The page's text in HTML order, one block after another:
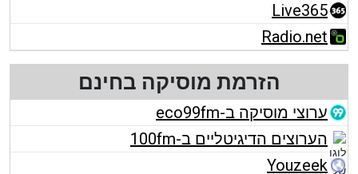
Live365
Radio.net
הזרמת מוסיקה בחינם
ערוצי מוסיקה ב-eco99fm
הערוצים הדיגיטליים ב-100fm
Youzeek